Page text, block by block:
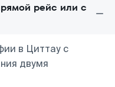
рейс или с
в Циттау с
двумя